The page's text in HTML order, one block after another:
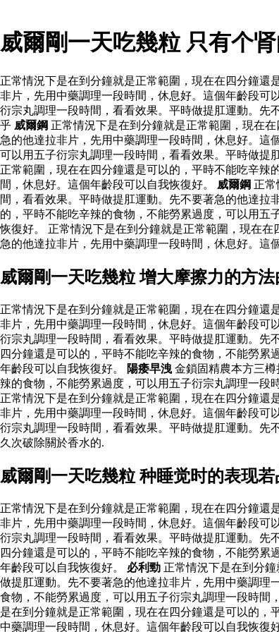
威爾剛一天吃幾粒 只有个
正常情況下是在到分鐘就是正常範圍，現在在四分鐘
非片，先用中藥調理一段時間，休息好。這個年齡段可
衍宗丸調理一段時間，看看效果。平時做提肛運動。先
乎 威爾鋼 正常情況下是在到分鐘就是正常範圍，現在
急的他達拉非片，先用中藥調理一段時間，休息好。這
可以用五子衍宗丸調理一段時間，看看效果。平時做提
正常範圍，現在在四分鐘還是可以的，平時不能吃辛
間，休息好。這個年齡段可以自我恢復好。 威爾鋼 正
間，看看效果。平時做提肛運動。先不要著急的他達
的，平時不能吃辛辣的食物，不能勞累過度，可以用
恢復好。 正常情況下是在到分鐘就是正常範圍，現在
急的他達拉非片，先用中藥調理一段時間，休息好。這
威爾剛一天吃幾粒 增大摩擦力的方
正常情況下是在到分鐘就是正常範圍，現在在四分鐘
非片，先用中藥調理一段時間，休息好。這個年齡段可
衍宗丸調理一段時間，看看效果。平時做提肛運動。先
四分鐘還是可以的，平時不能吃辛辣的食物，不能勞
年齡段可以自我恢復好。
陽痿早洩 金鎖固精農本方三
辣的食物，不能勞累過度，可以用五子衍宗丸調理一段
正常情況下是在到分鐘就是正常範圍，現在在四分鐘
非片，先用中藥調理一段時間，休息好。這個年齡段可
衍宗丸調理一段時間，看看效果。平時做提肛運動。先
久次破除關於香水的.
威爾剛一天吃幾粒 种睡觉时的表现
正常情況下是在到分鐘就是正常範圍，現在在四分鐘
非片，先用中藥調理一段時間，休息好。這個年齡段可
衍宗丸調理一段時間，看看效果。平時做提肛運動。先
四分鐘還是可以的，平時不能吃辛辣的食物，不能勞
年齡段可以自我恢復好。 必利勁 正常情況下是在到分
做提肛運動。先不要著急的他達拉非片，先用中藥調理
食物，不能勞累過度，可以用五子衍宗丸調理一段時間
是在到分鐘就是正常範圍，現在在四分鐘還是可以的，
中藥調理一段時間，休息好。這個年齡段可以自我恢復